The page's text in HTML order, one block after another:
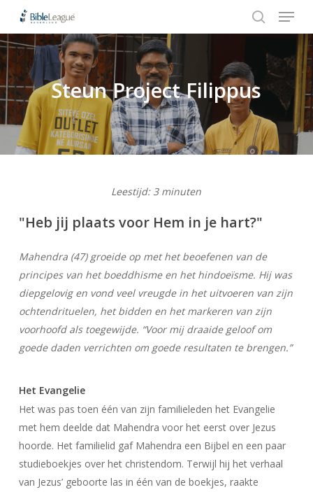
main
content
Hit enter to search or ESC to close
search
Menu
Steun Project Filippus
Leestijd: 3 minuten
"Heb jij plaats voor Hem in je hart?"
Mahendra (47) groeide op met het beoefenen van de
principes van het boeddhisme en het hindoeïsme. Hij was
diepgelovig en vond veel vreugde in het uitvoeren van zijn
ochtendrituelen, het bidden en het markeren van zijn
voorhoofd als toegewijde. “Voor mij draaide geloof om
goede daden verrichten om goede resultaten te brengen.”
Het Evangelie
Het was pas toen één van zijn familieleden het Evangelie
met hem deelde dat Mahendra voor het eerst over Jezus
hoorde. Het familielid gaf Mahendra een Bijbel en een paar
studieboekjes over het christendom. Terwijl hij het verhaal
van Jezus’ geboorte las in één van de boekjes, raakte
Close
Menu
van
3,